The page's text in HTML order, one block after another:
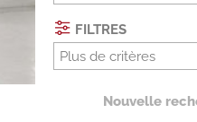
FILTRES
Plus de critères
Nouvelle